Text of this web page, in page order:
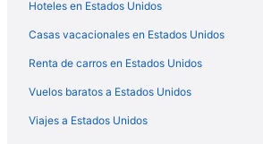
Hoteles en Port Angeles
Moteles en Port Angeles
Hoteles en Quinault
Moteles en Reserva indígena de los makah
Cabañas en Reserva indígena de Quileute
Hoteles en Estados Unidos
Casas vacacionales en Estados Unidos
Renta de carros en Estados Unidos
Vuelos baratos a Estados Unidos
Viajes a Estados Unidos